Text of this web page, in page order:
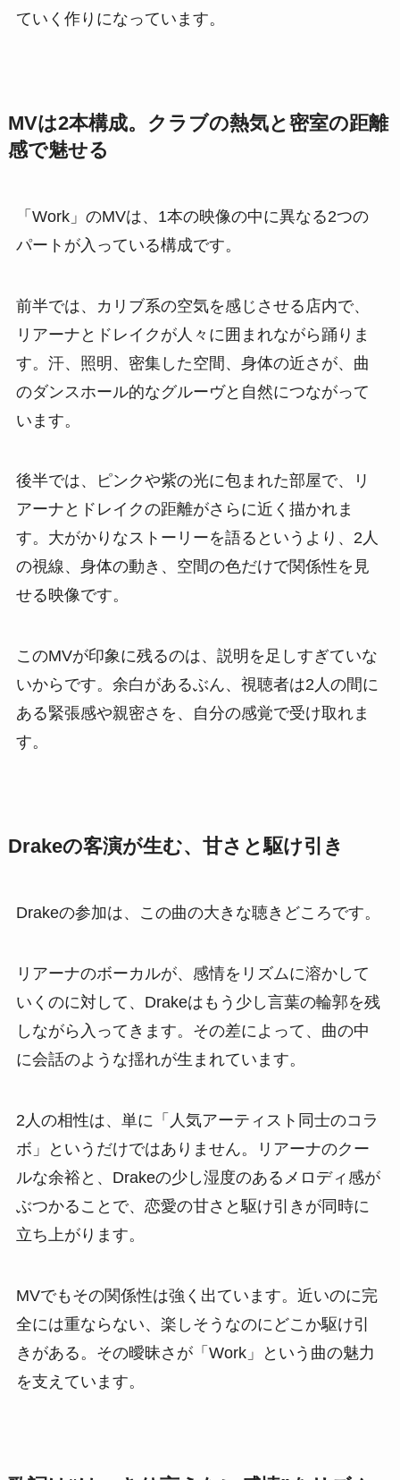
ていく作りになっています。
MVは2本構成。クラブの熱気と密室の距離
感で魅せる
「Work」のMVは、1本の映像の中に異なる2つの
パートが入っている構成です。
前半では、カリブ系の空気を感じさせる店内で、
リアーナとドレイクが人々に囲まれながら踊りま
す。汗、照明、密集した空間、身体の近さが、曲
のダンスホール的なグルーヴと自然につながって
います。
後半では、ピンクや紫の光に包まれた部屋で、リ
アーナとドレイクの距離がさらに近く描かれま
す。大がかりなストーリーを語るというより、2人
の視線、身体の動き、空間の色だけで関係性を見
せる映像です。
このMVが印象に残るのは、説明を足しすぎていな
いからです。余白があるぶん、視聴者は2人の間に
ある緊張感や親密さを、自分の感覚で受け取れま
す。
Drakeの客演が生む、甘さと駆け引き
Drakeの参加は、この曲の大きな聴きどころです。
リアーナのボーカルが、感情をリズムに溶かして
いくのに対して、Drakeはもう少し言葉の輪郭を残
しながら入ってきます。その差によって、曲の中
に会話のような揺れが生まれています。
2人の相性は、単に「人気アーティスト同士のコラ
ボ」というだけではありません。リアーナのクー
ルな余裕と、Drakeの少し湿度のあるメロディ感が
ぶつかることで、恋愛の甘さと駆け引きが同時に
立ち上がります。
MVでもその関係性は強く出ています。近いのに完
全には重ならない、楽しそうなのにどこか駆け引
きがある。その曖昧さが「Work」という曲の魅力
を支えています。